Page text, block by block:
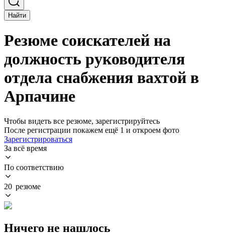
Найти
Резюме соискателей на
должность руководителя
отдела снабжения вахтой в
Арпачине
Чтобы видеть все резюме, зарегистрируйтесь
После регистрации покажем ещё 1 и откроем фото
Зарегистрироваться
За всё время
По соответствию
20 резюме
Ничего не нашлось